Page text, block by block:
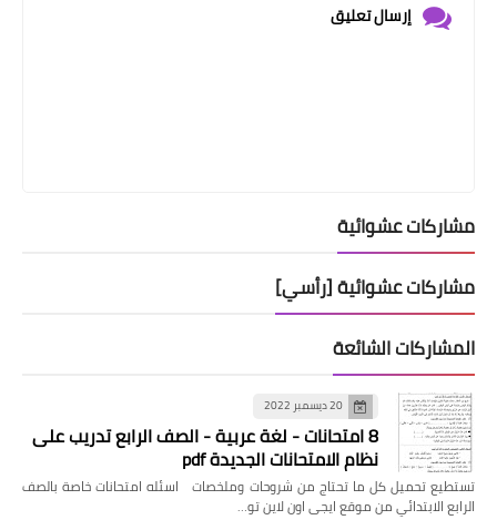
إرسال تعليق
مشاركات عشوائية
مشاركات عشوائية [رأسي]
المشاركات الشائعة
20 ديسمبر 2022
8 امتحانات - لغة عربية - الصف الرابع تدريب على
نظام الامتحانات الجديدة pdf
تستطيع تحميل كل ما تحتاج من شروحات وملخصات اسئله امتحانات خاصة بالصف
الرابع الابتدائي من موقع ايجى اون لاين تو…